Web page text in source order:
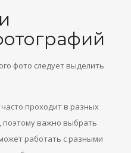
фото следует выделить
проходит в разных
поэтому важно выбрать
работать с разными